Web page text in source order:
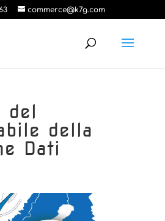
commerce@k7g.com
del
della
Dati